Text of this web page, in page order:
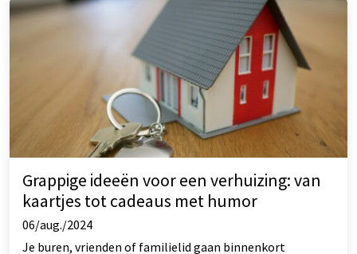
Grappige ideeën voor een verhuizing: van
kaartjes tot cadeaus met humor
06/aug./2024
Je buren, vrienden of familielid gaan binnenkort